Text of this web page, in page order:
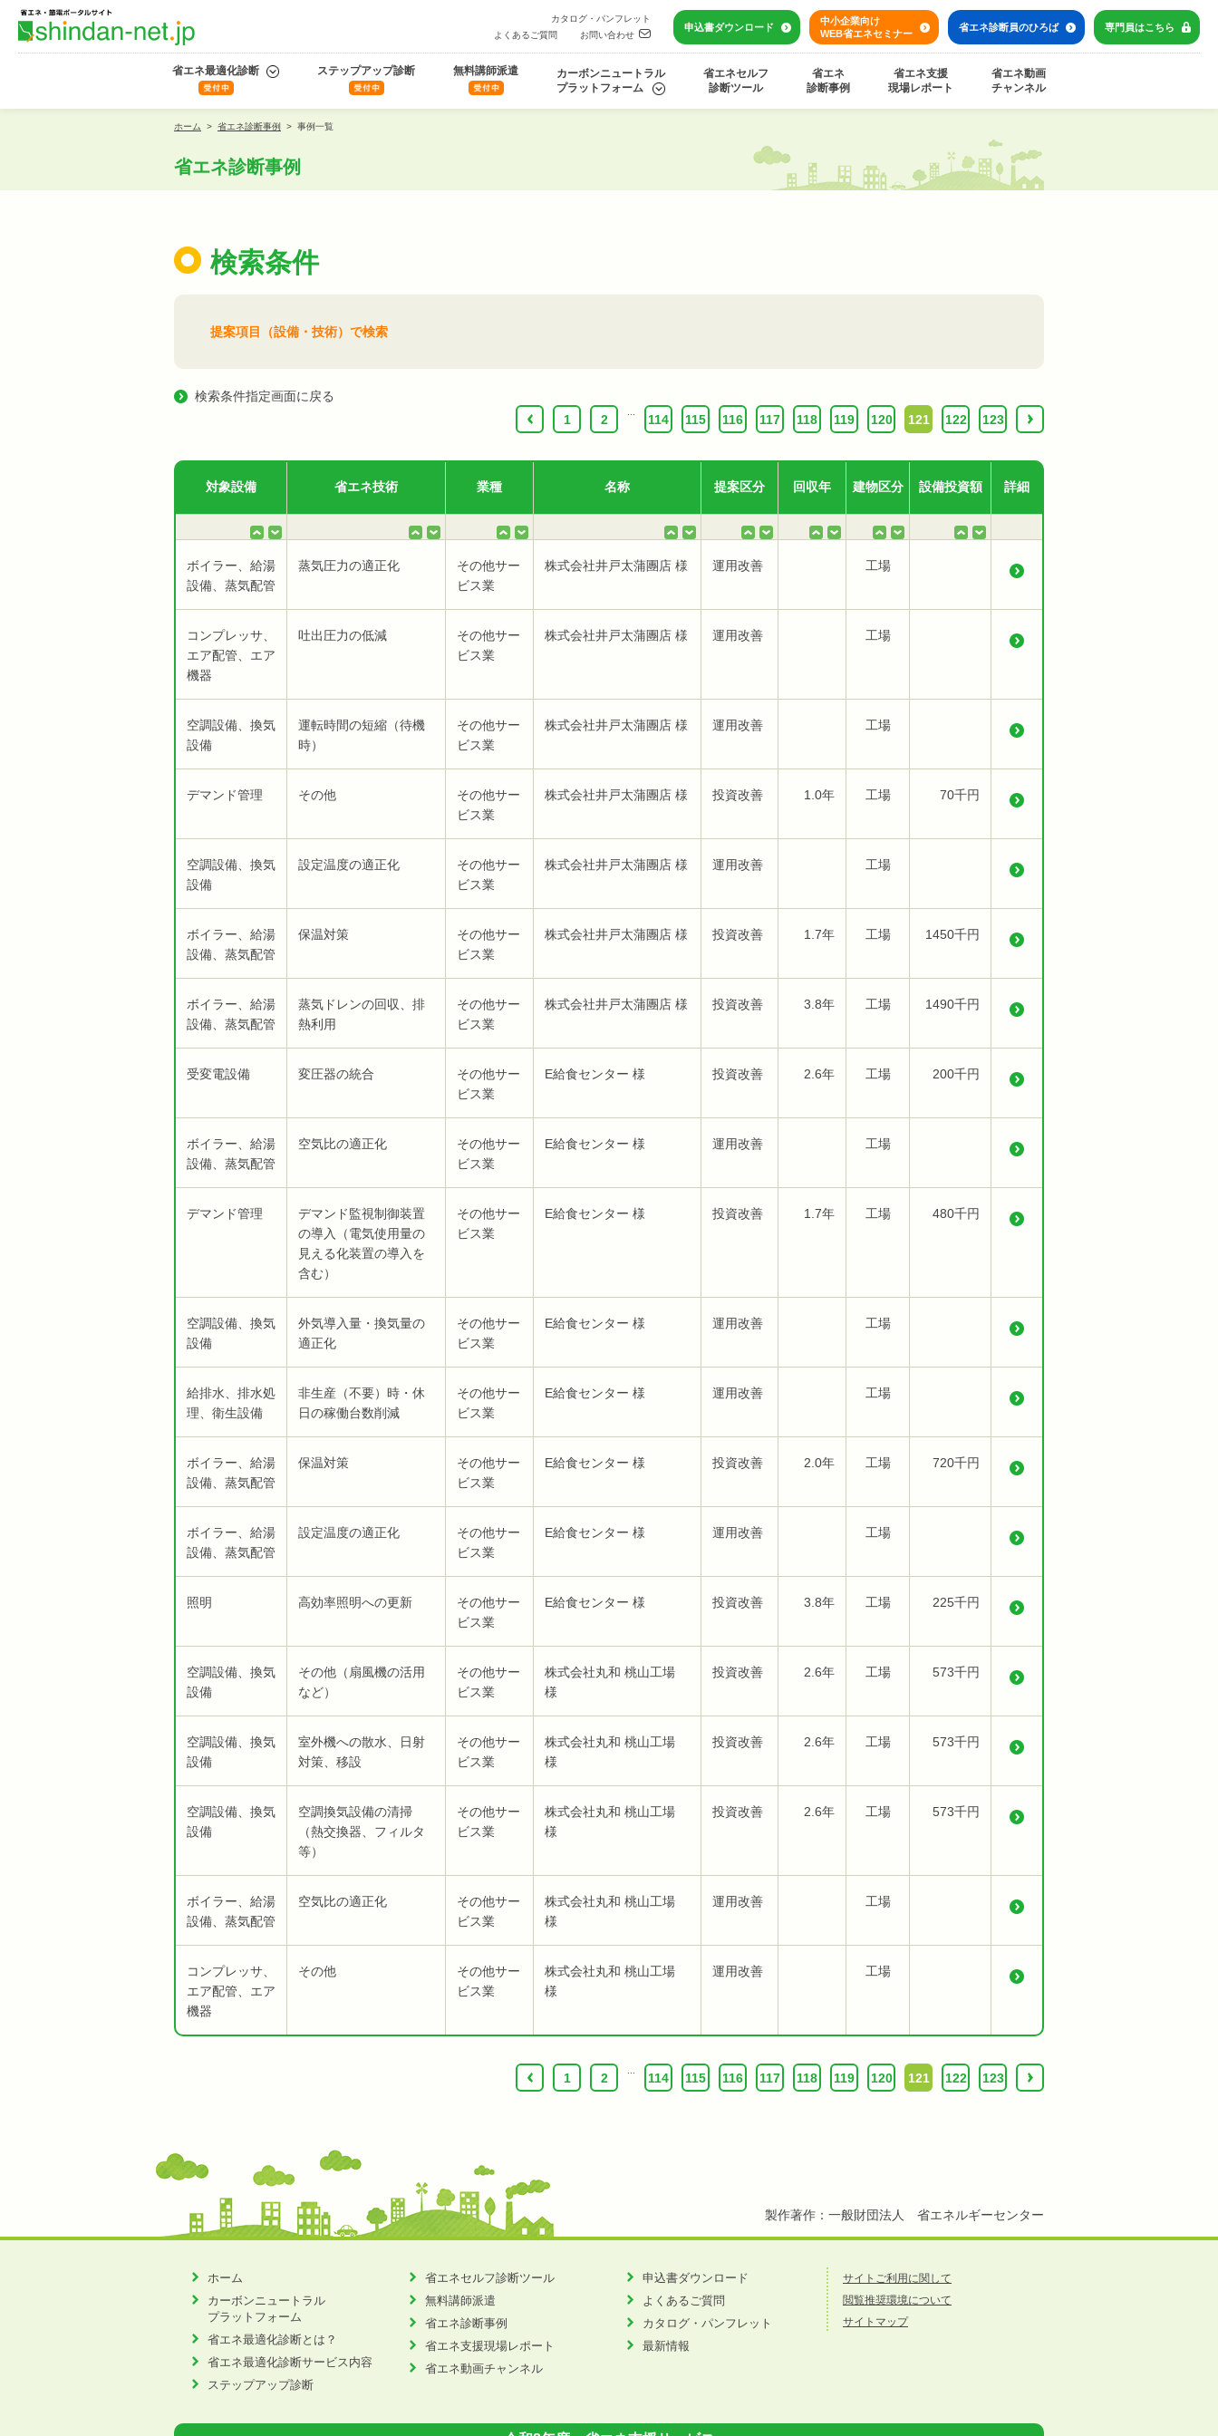
カタログ・パンフレット
よくあるご質問
お問い合わせ
申込書ダウンロード
中小企業向け
WEB省エネセミナー
省エネ診断員のひろば 専門員はこちら
省エネ最適化診断 ステップアップ診断 無料講師派遣
カーボンニュートラル
プラットフォーム
省エネセルフ
診断ツール
省エネ
診断事例
省エネ支援
現場レポート
省エネ動画
チャンネル
ホーム > 省エネ診断事例 > 事例一覧
省エネ診断事例
検索条件
提案項目（設備・技術）で検索
検索条件指定画面に戻る
‹
1 2 114 115 116 117 118 119 120 121 122 123 ›
対象設備 省エネ技術 業種 名称 提案区分 回収年 建物区分 設備投資額 詳細
ボイラー、給湯
設備、蒸気配管
蒸気圧力の適正化
その他サー
ビス業
株式会社井戸太蒲團店 様 運用改善 工場
コンプレッサ、
エア配管、エア
機器
吐出圧力の低減
その他サー
ビス業
株式会社井戸太蒲團店 様 運用改善 工場
空調設備、換気
設備
運転時間の短縮（待機
時）
その他サー
ビス業
株式会社井戸太蒲團店 様 運用改善 工場
デマンド管理 その他
その他サー
ビス業
株式会社井戸太蒲團店 様 投資改善 1.0年 工場 70千円
空調設備、換気
設備
設定温度の適正化
その他サー
ビス業
株式会社井戸太蒲團店 様 運用改善 工場
ボイラー、給湯
設備、蒸気配管
保温対策
その他サー
ビス業
株式会社井戸太蒲團店 様 投資改善 1.7年 工場 1450千円
ボイラー、給湯
設備、蒸気配管
蒸気ドレンの回収、排
熱利用
その他サー
ビス業
株式会社井戸太蒲團店 様 投資改善 3.8年 工場 1490千円
受変電設備 変圧器の統合
その他サー
ビス業
E給食センター 様 投資改善 2.6年 工場 200千円
ボイラー、給湯
設備、蒸気配管
空気比の適正化
その他サー
ビス業
E給食センター 様 運用改善 工場
デマンド管理
デマンド監視制御装置
の導入（電気使用量の
見える化装置の導入を
含む）
その他サー
ビス業
E給食センター 様 投資改善 1.7年 工場 480千円
空調設備、換気
設備
外気導入量・換気量の
適正化
その他サー
ビス業
E給食センター 様 運用改善 工場
給排水、排水処
理、衛生設備
非生産（不要）時・休
日の稼働台数削減
その他サー
ビス業
E給食センター 様 運用改善 工場
ボイラー、給湯
設備、蒸気配管
保温対策
その他サー
ビス業
E給食センター 様 投資改善 2.0年 工場 720千円
ボイラー、給湯
設備、蒸気配管
設定温度の適正化
その他サー
ビス業
E給食センター 様 運用改善 工場
照明 高効率照明への更新
その他サー
ビス業
E給食センター 様 投資改善 3.8年 工場 225千円
空調設備、換気
設備
その他（扇風機の活用
など）
その他サー
ビス業
株式会社丸和 桃山工場
様
投資改善 2.6年 工場 573千円
空調設備、換気
設備
室外機への散水、日射
対策、移設
その他サー
ビス業
株式会社丸和 桃山工場
様
投資改善 2.6年 工場 573千円
空調設備、換気
設備
空調換気設備の清掃
（熱交換器、フィルタ
等）
その他サー
ビス業
株式会社丸和 桃山工場
様
投資改善 2.6年 工場 573千円
ボイラー、給湯
設備、蒸気配管
空気比の適正化
その他サー
ビス業
株式会社丸和 桃山工場
様
運用改善 工場
コンプレッサ、
エア配管、エア
機器
その他
その他サー
ビス業
株式会社丸和 桃山工場
様
運用改善 工場
‹ 1 2 114 115 116 117 118 119 120 121 122 123 ›
製作著作：一般財団法人 省エネルギーセンター
ホーム
カーボンニュートラル
プラットフォーム
省エネ最適化診断とは？
省エネ最適化診断サービス内容
ステップアップ診断
省エネセルフ診断ツール
無料講師派遣
省エネ診断事例
省エネ支援現場レポート
省エネ動画チャンネル
申込書ダウンロード
よくあるご質問
カタログ・パンフレット
最新情報
サイトご利用に関して
閲覧推奨環境について
サイトマップ